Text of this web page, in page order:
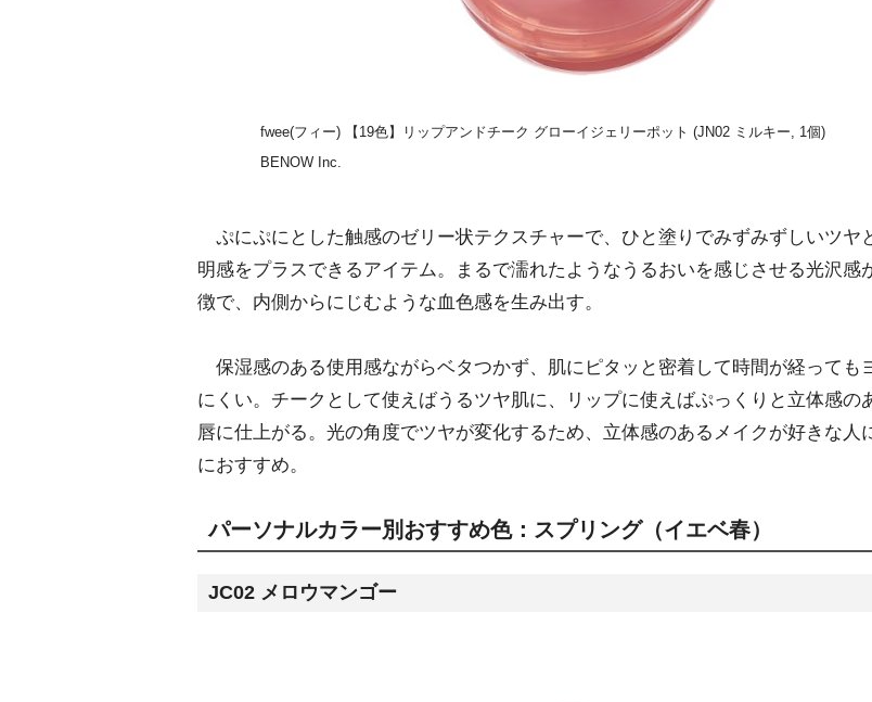
fwee(フィー) 【19色】リップアンドチーク グローイジェリーポット (JN02 ミルキー, 1個)
BENOW Inc.
ぷにぷにとした触感のゼリー状テクスチャーで、ひと塗りでみずみずしいツヤ
明感をプラスできるアイテム。まるで濡れたようなうるおいを感じさせる光沢感
徴で、内側からにじむような血色感を生み出す。
保湿感のある使用感ながらベタつかず、肌にピタッと密着して時間が経っても
にくい。チークとして使えばうるツヤ肌に、リップに使えばぷっくりと立体感の
唇に仕上がる。光の角度でツヤが変化するため、立体感のあるメイクが好きな人
におすすめ。
パーソナルカラー別おすすめ色：スプリング（イエベ春）
JC02 メロウマンゴー